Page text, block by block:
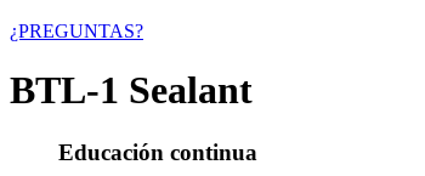
¿PREGUNTAS?
BTL-1 Sealant
Educación continua